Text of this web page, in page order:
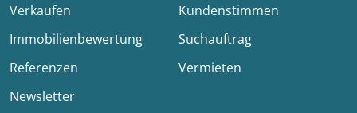
Verkaufen
Kundenstimmen
Immobilienbewertung
Suchauftrag
Referenzen
Vermieten
Newsletter